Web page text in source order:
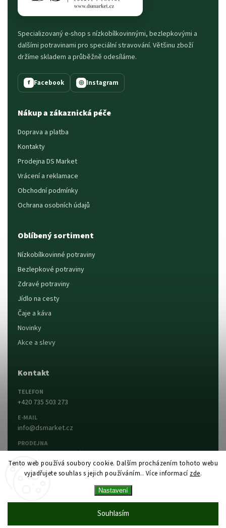
Tento web používá soubory cookie. Dalším procházením tohoto webu
vyjadřujete souhlas s jejich používáním.. Více informací zde.
Nastavení
Souhlasím
Specializovaný e-shop s nízkobílkovinnými, bezlepkovými a
dalšími potravinami pro speciální stravování. Většinu zboží
držíme skladem a průběžně odesíláme.
f Facebook ◎ Instagram
Nákup a zákaznická péče
Doprava a platba
Kontakty
Prodejna DS Market
Vrácení a reklamace
Obchodní podmínky
Ochrana osobních údajů
Oblíbený sortiment
Nízkobílkovinné potraviny
Bezlepkové potraviny
Zdravé potraviny
Jídlo na cesty
Čaje a káva
Novinky
Akce a slevy
Kontakt
TELEFON
+420 735 503 273
E-MAIL
info@dsmarket.cz
PRODEJNA
Dlouhá 90, 763 15 Slušovice
Napsat nám Prodejna a otevírací doba
Copyright 2026DS MARKET